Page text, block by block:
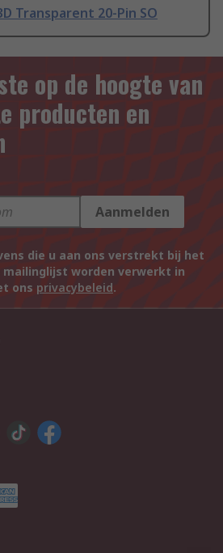
Transparent 20-Pin SO
op de hoogte van
producten en
Aanmelden
die u aan ons verstrekt bij het
mailinglijst worden verwerkt in
ons privacybeleid.